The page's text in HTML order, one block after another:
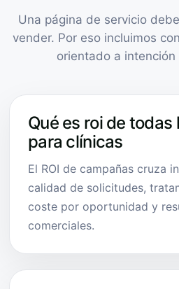
Una página de servicio
vender. Por eso incluimos
orientado a
Qué es roi de
para clínicas
El ROI de campañas cruza
calidad de solicitudes,
coste por oportunidad y
comerciales.